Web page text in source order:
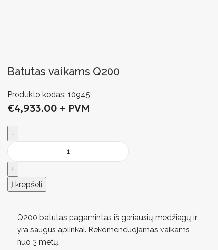
Batutas vaikams Q200
Produkto kodas: 10945
€4,933.00 + PVM
Į krepšelį
Q200 batutas pagamintas iš geriausių medžiagų ir
yra saugus aplinkai. Rekomenduojamas vaikams
nuo 3 metų.